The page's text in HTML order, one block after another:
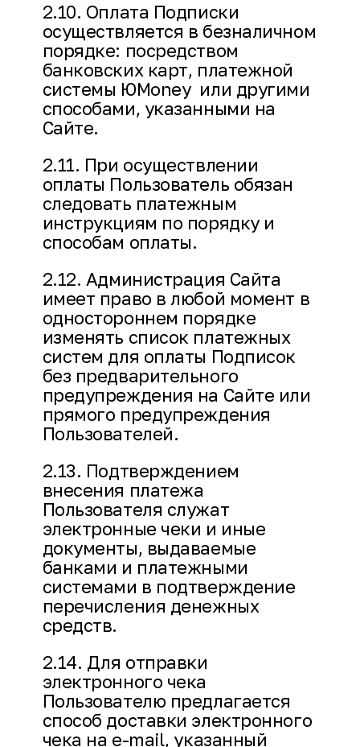
2.10. Оплата Подписки
осуществляется в безналичном
порядке: посредством
банковских карт, платежной
системы ЮMoney или другими
способами, указанными на
Сайте.
2.11. При осуществлении
оплаты Пользователь обязан
следовать платежным
инструкциям по порядку и
способам оплаты.
2.12. Администрация Сайта
имеет право в любой момент в
одностороннем порядке
изменять список платежных
систем для оплаты Подписок
без предварительного
предупреждения на Сайте или
прямого предупреждения
Пользователей.
2.13. Подтверждением
внесения платежа
Пользователя служат
электронные чеки и иные
документы, выдаваемые
банками и платежными
системами в подтверждение
перечисления денежных
средств.
2.14. Для отправки
электронного чека
Пользователю предлагается
способ доставки электронного
чека на e-mail, указанный